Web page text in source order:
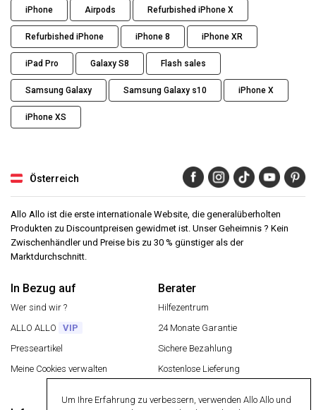
iPhone Airpods Refurbished iPhone X
Refurbished iPhone iPhone 8 iPhone XR
iPad Pro Galaxy S8 Flash sales
Samsung Galaxy Samsung Galaxy s10 iPhone X
iPhone XS
Österreich
Allo Allo ist die erste internationale Website, die generalüberholten
Produkten zu Discountpreisen gewidmet ist. Unser Geheimnis ? Kein
Zwischenhändler und Preise bis zu 30 % günstiger als der
Marktdurchschnitt.
In Bezug auf
Wer sind wir ?
ALLO ALLO
VIP
Presseartikel
Meine Cookies verwalten
Berater
Hilfezentrum
24 Monate Garantie
Sichere Bezahlung
Kostenlose Lieferung
Um Ihre Erfahrung zu verbessern, verwenden Allo Allo und